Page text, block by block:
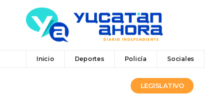
Inicio Deportes Policía Sociales
LEGISLATIVO